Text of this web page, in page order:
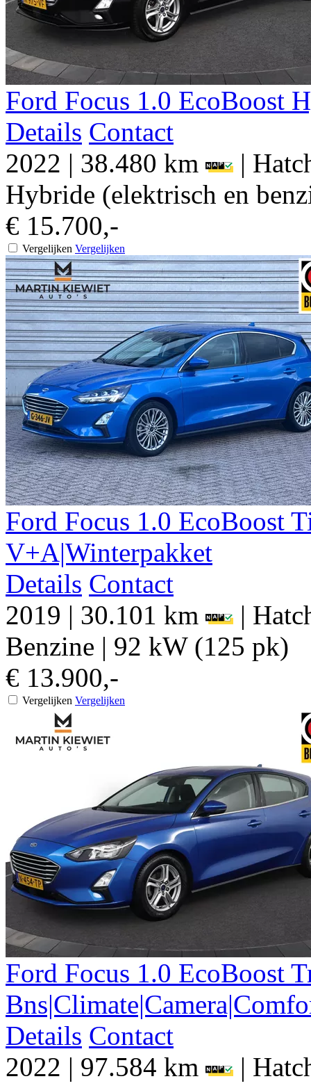
Ford Focus 1.0 EcoBoost
Details Contact
2022 | 38.480 km |
Hybride (elektrisch en
€ 15.700,-
Vergelijken Vergelijken
Ford Focus 1.0 EcoBoost
V+A|Winterpakket
Details Contact
2019 | 30.101 km |
Benzine | 92 kW (125 pk)
€ 13.900,-
Vergelijken Vergelijken
Ford Focus 1.0 EcoBoost
Details Contact
2022 | 97.584 km |